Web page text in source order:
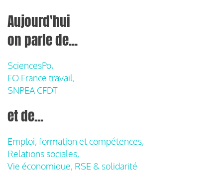
Aujourd'hui
on parle de...
SciencesPo,
FO France travail,
SNPEA CFDT
et de...
Emploi, formation et compétences,
Relations sociales,
Vie économique, RSE & solidarité